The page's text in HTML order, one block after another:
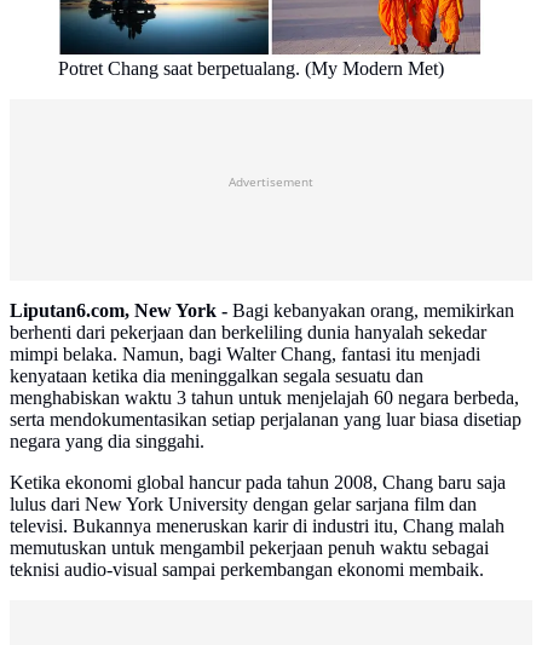
Potret Chang saat berpetualang. (My Modern Met)
Advertisement
Liputan6.com, New York - Bagi kebanyakan orang, memikirkan
berhenti dari pekerjaan dan berkeliling dunia hanyalah sekedar
mimpi belaka. Namun, bagi Walter Chang, fantasi itu menjadi
kenyataan ketika dia meninggalkan segala sesuatu dan
menghabiskan waktu 3 tahun untuk menjelajah 60 negara berbeda,
serta mendokumentasikan setiap perjalanan yang luar biasa disetiap
negara yang dia singgahi.
Ketika ekonomi global hancur pada tahun 2008, Chang baru saja
lulus dari New York University dengan gelar sarjana film dan
televisi. Bukannya meneruskan karir di industri itu, Chang malah
memutuskan untuk mengambil pekerjaan penuh waktu sebagai
teknisi audio-visual sampai perkembangan ekonomi membaik.